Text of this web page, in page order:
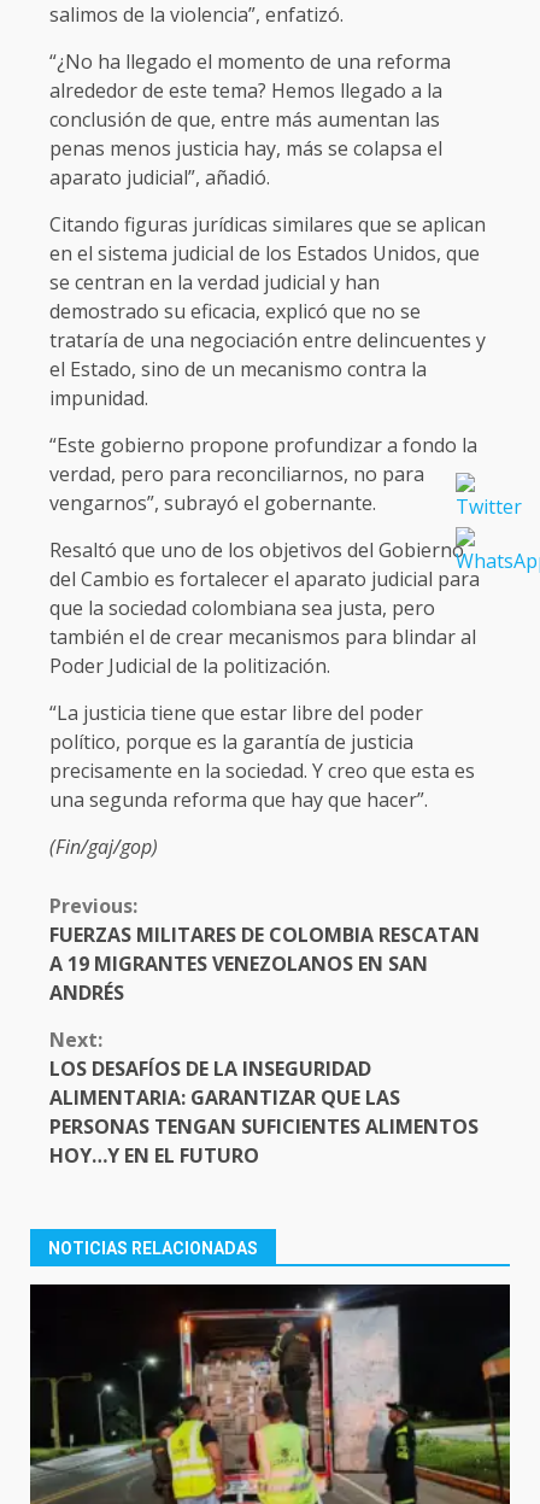
salimos de la violencia”, enfatizó.
“¿No ha llegado el momento de una reforma
alrededor de este tema? Hemos llegado a la
conclusión de que, entre más aumentan las
penas menos justicia hay, más se colapsa el
aparato judicial”, añadió.
Citando figuras jurídicas similares que se aplican
en el sistema judicial de los Estados Unidos, que
se centran en la verdad judicial y han
demostrado su eficacia, explicó que no se
trataría de una negociación entre delincuentes y
el Estado, sino de un mecanismo contra la
impunidad.
“Este gobierno propone profundizar a fondo la
verdad, pero para reconciliarnos, no para
vengarnos”, subrayó el gobernante.
Resaltó que uno de los objetivos del Gobierno
del Cambio es fortalecer el aparato judicial para
que la sociedad colombiana sea justa, pero
también el de crear mecanismos para blindar al
Poder Judicial de la politización.
“La justicia tiene que estar libre del poder
político, porque es la garantía de justicia
precisamente en la sociedad. Y creo que esta es
una segunda reforma que hay que hacer”.
(Fin/gaj/gop)
CONTINUE
READING
Previous:
FUERZAS MILITARES DE COLOMBIA RESCATAN
A 19 MIGRANTES VENEZOLANOS EN SAN
ANDRÉS
Next:
LOS DESAFÍOS DE LA INSEGURIDAD
ALIMENTARIA: GARANTIZAR QUE LAS
PERSONAS TENGAN SUFICIENTES ALIMENTOS
HOY…Y EN EL FUTURO
NOTICIAS RELACIONADAS